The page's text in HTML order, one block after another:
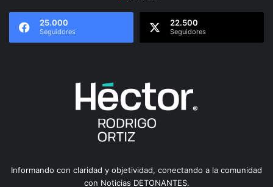
25.000
Seguidores
22.500
Seguidores
Informando con claridad y objetividad, conectando a la comunidad
con Noticias DETONANTES.